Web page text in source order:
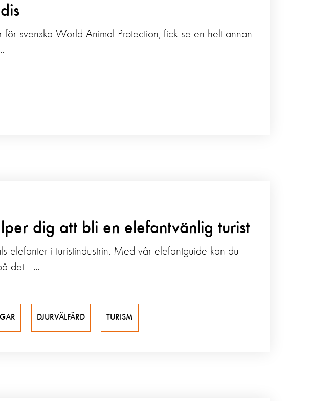
för svenska World Animal Protection, fick se en helt annan
dig att bli en elefantvänlig turist
elefanter i turistindustrin. Med vår elefantguide kan du
det –...
DJURVÄLFÄRD TURISM